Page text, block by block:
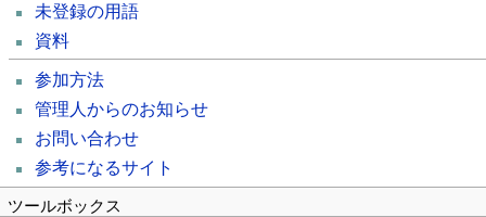
未登録の用語
資料
参加方法
管理人からのお知らせ
お問い合わせ
参考になるサイト
ツールボックス